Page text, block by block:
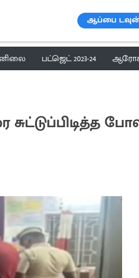
ஆப்பை
பட்ஜெட் 2023-24